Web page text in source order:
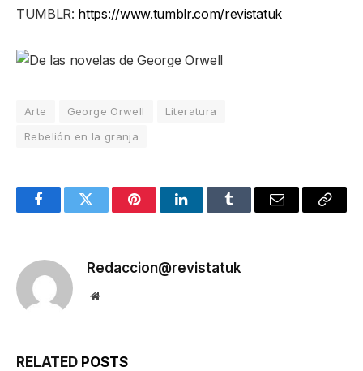
TUMBLR: https://www.tumblr.com/revistatuk
Arte George Orwell
Literatura
Rebelión en la granja
FacebookTwitter PinterestLinkedInTumblr Email
Copy
Redaccion@revistatuk
Website
RELATED POSTS